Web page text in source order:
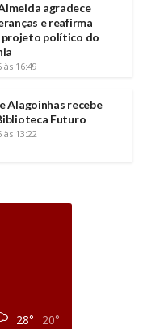
agradece
e reafirma
projeto político do
às 16:49
Alagoinhas recebe
Futuro
às 13:22
28°
20°